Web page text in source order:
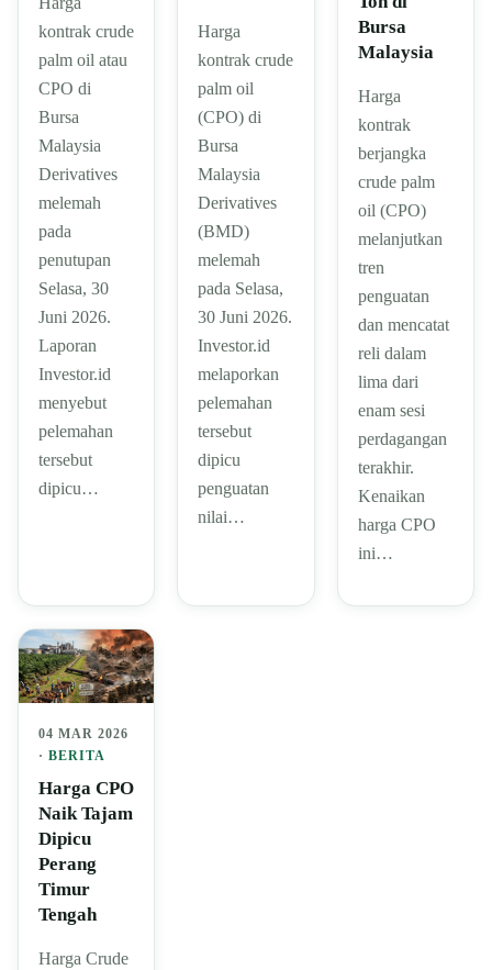
kontrak crude
palm oil atau
CPO di
Bursa
Malaysia
Derivatives
melemah
pada
penutupan
Selasa, 30
Juni 2026.
Laporan
Investor.id
menyebut
pelemahan
tersebut
dipicu…
Harga
kontrak crude
palm oil
(CPO) di
Bursa
Malaysia
Derivatives
(BMD)
melemah
pada Selasa,
30 Juni 2026.
Investor.id
melaporkan
pelemahan
tersebut
dipicu
penguatan
nilai…
Bursa
Malaysia
Harga
kontrak
berjangka
crude palm
oil (CPO)
melanjutkan
tren
penguatan
dan mencatat
reli dalam
lima dari
enam sesi
perdagangan
terakhir.
Kenaikan
harga CPO
ini…
04 MAR 2026
· BERITA
Harga CPO
Naik Tajam
Dipicu
Perang
Timur
Tengah
Harga Crude